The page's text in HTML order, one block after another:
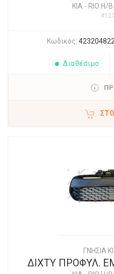
KIA - RIO Η/
Κωδικός: 423204822
Διαθέσιμο
ΣΤΟ
ΓΝΗΣΙΑ
ΔΙΧΤΥ ΠΡΟΦΥΛ.